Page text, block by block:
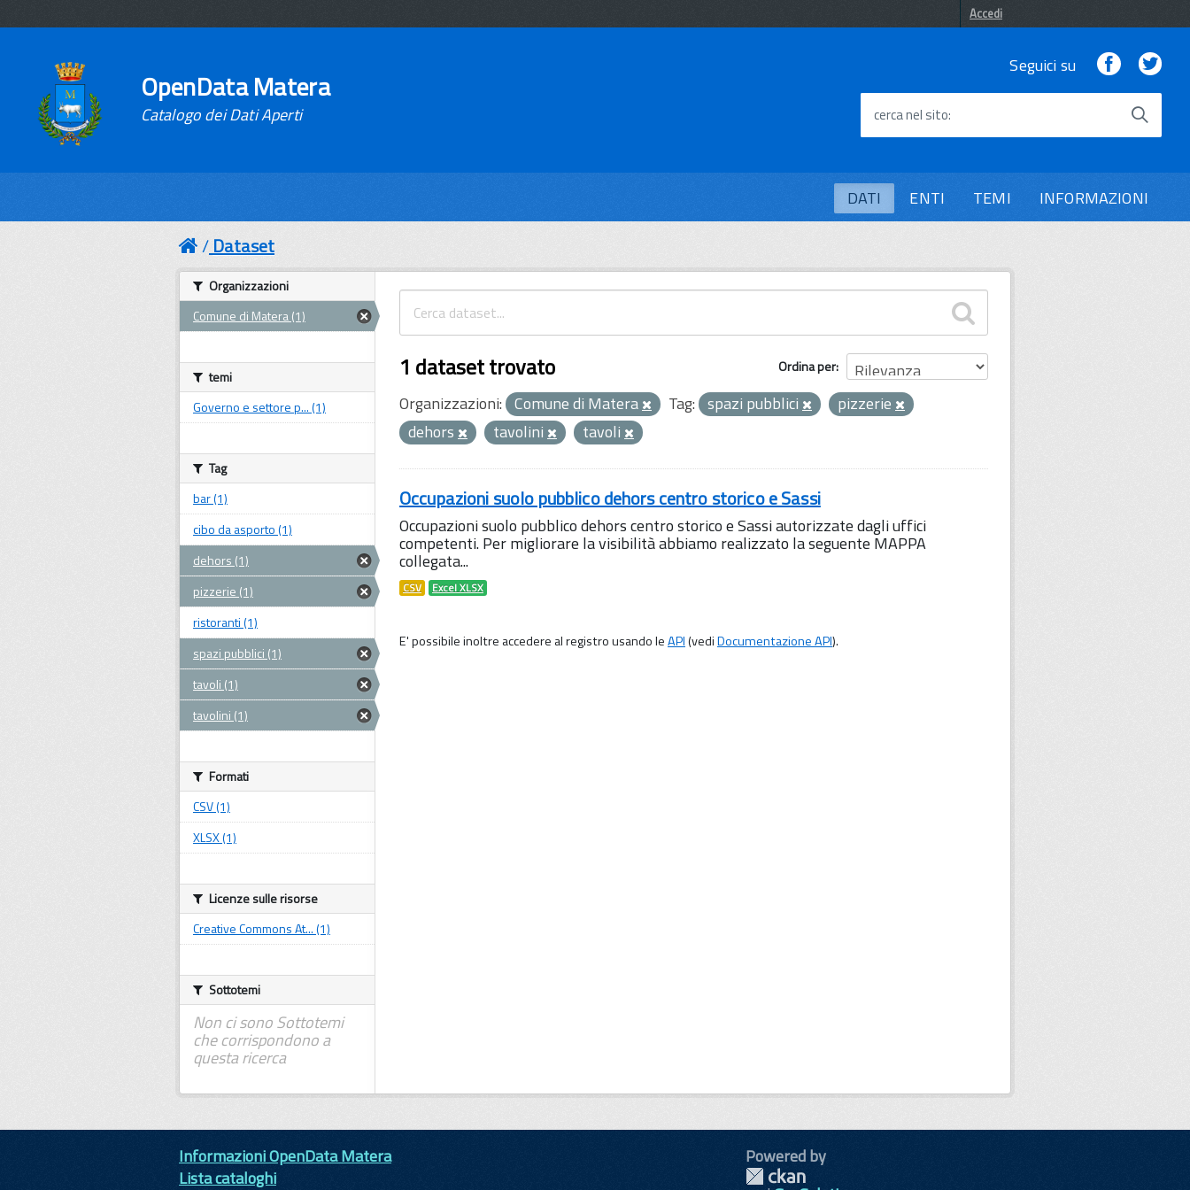
Accedi
OpenData Matera
Catalogo dei Dati Aperti
Seguici su Facebook
cerca nel sito
DATI ENTI TEMI INFORMAZIONI
Dataset
Ordina per
1 dataset trovato
Organizzazioni: Comune di Matera Tag: spazi pubblici
pizzerie
dehors
tavolini tavoli
Occupazioni suolo pubblico dehors centro storico e Sassi
Occupazioni suolo pubblico dehors centro storico e Sassi autorizzate dagli uffici
competenti. Per migliorare la visibilità abbiamo realizzato la seguente MAPPA
collegata...
CSV Excel XLSX
E' possibile inoltre accedere al registro usando leAPI(vediDocumentazione API).
Organizzazioni
Comune di Matera (1)
temi
Governo e settore p... (1)
Tag
bar (1)
cibo da asporto (1)
dehors (1)
pizzerie (1)
ristoranti (1)
spazi pubblici (1)
tavoli (1)
tavolini (1)
Formati
CSV (1)
XLSX (1)
Licenze sulle risorse
Creative Commons At... (1)
Sottotemi
Non ci sono Sottotemi
che corrispondono a
questa ricerca
Informazioni OpenData Matera
Lista cataloghi
Powered by